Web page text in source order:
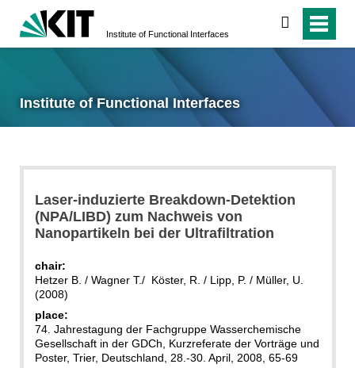
Institute of Functional Interfaces
search
Institute of Functional Interfaces
Laser-induzierte Breakdown-Detektion
(NPA/LIBD) zum Nachweis von
Nanopartikeln bei der Ultrafiltration
chair:
Hetzer B. / Wagner T./ Köster, R. / Lipp, P. / Müller, U.
(2008)
place:
74. Jahrestagung der Fachgruppe Wasserchemische
Gesellschaft in der GDCh, Kurzreferate der Vorträge und
Poster, Trier, Deutschland, 28.-30. April, 2008, 65-69